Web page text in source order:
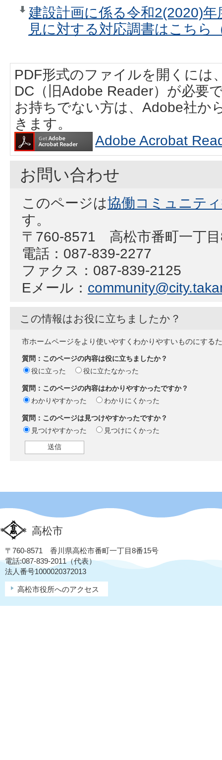
建設計画に係る令和2(2020)
見に対する対応調書はこちら
PDF形式のファイルを開くには
DC（旧Adobe Reader）が必要
お持ちでない方は、Adobe社か
きます。
Adobe Acrobat
お問い合わせ
このページは協働コミュニテ
す。
〒760-8571 高松市番町一丁
電話：087-839-2277
ファクス：087-839-2125
Eメール：
この情報はお役に立ちましたか？
市ホームページをより使いやすくわかりやすいものにする
質問：このページの内容は役に立ちましたか？
役に立った
役に立たなかった
質問：このページの内容はわかりやすかったですか？
わかりやすかった
わかりにくかった
質問：このページは見つけやすかったですか？
見つけやすかった
見つけにくかった
高松市
〒760-8571 香川県高松市番町一丁目8番15号
電話:087-839-2011（代表）
法人番号1000020372013
高松市役所へのアクセス